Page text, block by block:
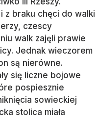
z braku chęci do walki
czescy
walk zajęli prawie
Jednak wieczorem
są nierówne.
się liczne bojowe
pospiesznie
sowieckiej
stolica miała